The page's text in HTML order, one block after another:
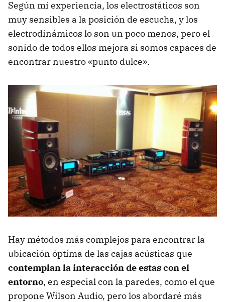
Según mi experiencia, los electrostáticos son
muy sensibles a la posición de escucha, y los
electrodinámicos lo son un poco menos, pero el
sonido de todos ellos mejora si somos capaces de
encontrar nuestro «punto dulce».
Hay métodos más complejos para encontrar la
ubicación óptima de las cajas acústicas que
contemplan la interacción de estas con el
entorno, en especial con la paredes, como el que
propone Wilson Audio, pero los abordaré más